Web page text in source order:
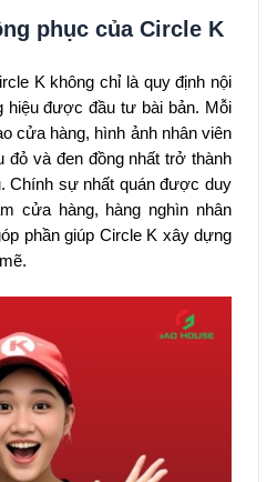
phục của Circle K
K không chỉ là quy định nội
hiệu được đầu tư bài bản. Mỗi
cửa hàng, hình ảnh nhân viên
đỏ và đen đồng nhất trở thành
Chính sự nhất quán được duy
cửa hàng, hàng nghìn nhân
phần giúp Circle K xây dựng